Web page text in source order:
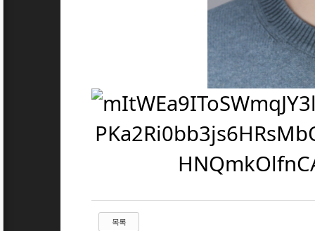
목록